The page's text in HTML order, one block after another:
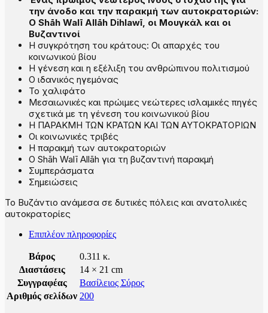
την άνοδο και την παρακμή των αυτοκρατοριών:
O Shāh Walī Allāh Dihlawī, οι Μουγκάλ και οι
Βυζαντινοί
Η συγκρότηση του κράτους: Οι απαρχές του
κοινωνικού βίου
Η γένεση και η εξέλιξη του ανθρώπινου πολιτισμού
Ο ιδανικός ηγεμόνας
Το χαλιφάτο
Μεσαιωνικές και πρώιμες νεώτερες ισλαμικές πηγές
σχετικά με τη γένεση του κοινωνικού βίου
Η ΠΑΡΑΚΜΗ ΤΩΝ ΚΡΑΤΩΝ ΚΑΙ ΤΩΝ ΑΥΤΟΚΡΑΤΟΡΙΩΝ
Οι κοινωνικές τριβές
Η παρακμή των αυτοκρατοριών
Ο Shāh Walī Allāh για τη βυζαντινή παρακμή
Συμπεράσματα
Σημειώσεις
Το Βυζάντιο ανάμεσα σε δυτικές πόλεις και ανατολικές
αυτοκρατορίες
Επιπλέον πληροφορίες
Βάρος
0.311 κ.
Διαστάσεις
14 × 21 cm
Συγγραφέας
Βασίλειος Σύρος
Αριθμός σελίδων 200